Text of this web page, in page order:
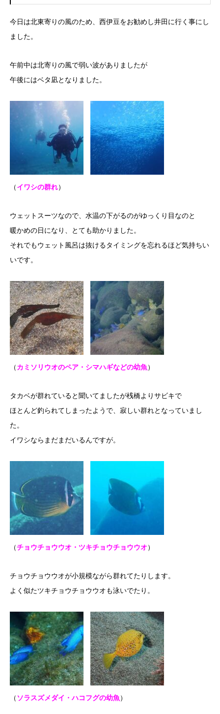
今日は北東寄りの風のため、西伊豆をお勧めし井田に行く事にし
ました。
午前中は北寄りの風で弱い波がありましたが
午後にはベタ凪となりました。
（イワシの群れ）
ウェットスーツなので、水温の下がるのがゆっくり目なのと
暖かめの日になり、とても助かりました。
それでもウェット風呂は抜けるタイミングを忘れるほど気持ちい
いです。
（カミソリウオのペア・シマハギなどの幼魚）
タカベが群れていると聞いてましたが桟橋よりサビキで
ほとんど釣られてしまったようで、寂しい群れとなっていまし
た。
イワシならまだまだいるんですが。
（チョウチョウウオ・ツキチョウチョウウオ）
チョウチョウウオが小規模ながら群れてたりします。
よく似たツキチョウチョウウオも泳いでたり。
（ソラスズメダイ・ハコフグの幼魚）